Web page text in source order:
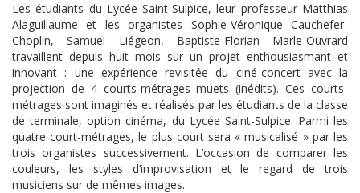
Les étudiants du Lycée Saint-Sulpice, leur professeur Matthias
Alaguillaume et les organistes Sophie-Véronique Cauchefer-
Choplin, Samuel Liégeon, Baptiste-Florian Marle-Ouvrard
travaillent depuis huit mois sur un projet enthousiasmant et
innovant : une expérience revisitée du ciné-concert avec la
projection de 4 courts-métrages muets (inédits). Ces courts-
métrages sont imaginés et réalisés par les étudiants de la classe
de terminale, option cinéma, du Lycée Saint-Sulpice. Parmi les
quatre court-métrages, le plus court sera « musicalisé » par les
trois organistes successivement. L’occasion de comparer les
couleurs, les styles d’improvisation et le regard de trois
musiciens sur de mêmes images.